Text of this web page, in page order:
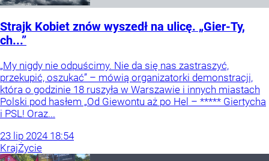
Strajk Kobiet znów wyszedł na ulicę. „Gier-Ty,
ch...”
„My nigdy nie odpuścimy. Nie da się nas zastraszyć,
przekupić, oszukać” – mówią organizatorki demonstracji,
która o godzinie 18 ruszyła w Warszawie i innych miastach
Polski pod hasłem „Od Giewontu aż po Hel – ***** Giertycha
i PSL! Oraz...
23 lip 2024 18:54
KrajŻycie